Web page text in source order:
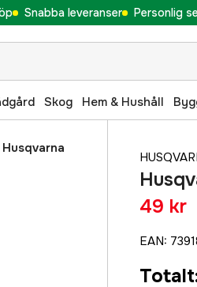
Snabba leveranser Personlig
Skog Hem & Hushåll
Husqvarna
49 kr
EAN:
Totalt